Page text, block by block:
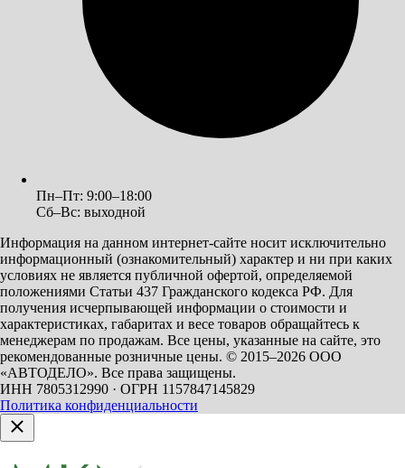
Пн–Пт: 9:00–18:00
Сб–Вс: выходной
Информация на данном интернет-сайте носит исключительно
информационный (ознакомительный) характер и ни при каких
условиях не является публичной офертой, определяемой
положениями Статьи 437 Гражданского кодекса РФ. Для
получения исчерпывающей информации о стоимости и
характеристиках, габаритах и весе товаров обращайтесь к
менеджерам по продажам. Все цены, указанные на сайте, это
рекомендованные розничные цены. © 2015–2026 ООО
«АВТОДЕЛО». Все права защищены.
ИНН 7805312990 · ОГРН 1157847145829
Политика конфиденциальности